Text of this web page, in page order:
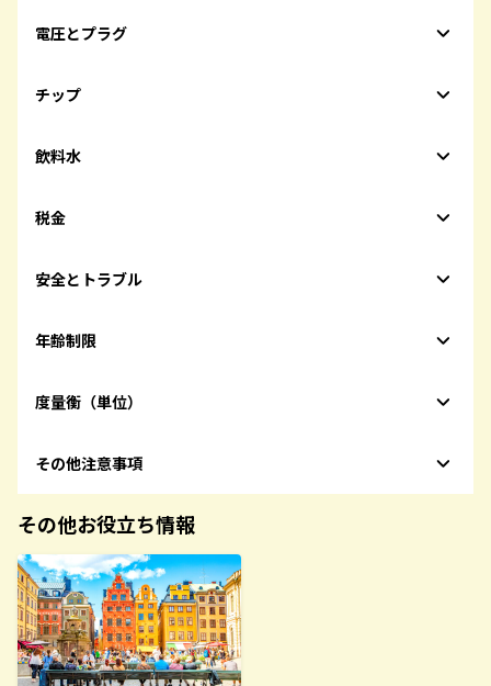
電圧とプラグ
チップ
飲料水
税金
安全とトラブル
年齢制限
度量衡（単位）
その他注意事項
その他お役立ち情報